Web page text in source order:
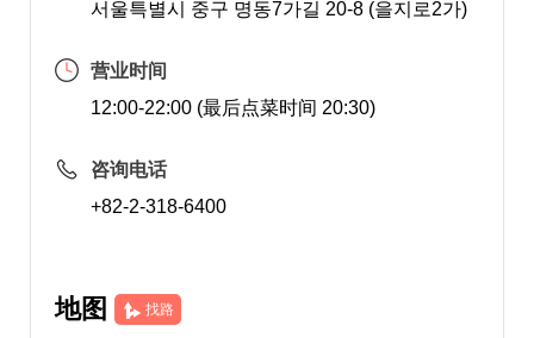
서울특별시 중구 명동7가길 20-8 (을지로2가)
营业时间
12:00-22:00 (最后点菜时间 20:30)
咨询电话
+82-2-318-6400
地图 找路